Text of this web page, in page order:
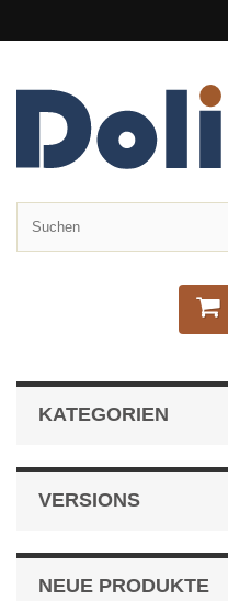
KATEGORIEN
VERSIONS
NEUE PRODUKTE